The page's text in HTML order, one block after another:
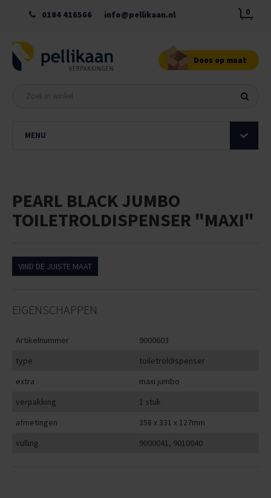
0184 416566 info@pellikaan.nl 0
Doos op maat
MENU
PEARL BLACK JUMBO
TOILETROLDISPENSER "MAXI"
VIND DE JUISTE MAAT
EIGENSCHAPPEN
Artikelnummer
9000603
type
toiletroldispenser
extra
maxi jumbo
verpakking
1 stuk
afmetingen
358 x 331 x 127mm
vulling
9000041, 9010040